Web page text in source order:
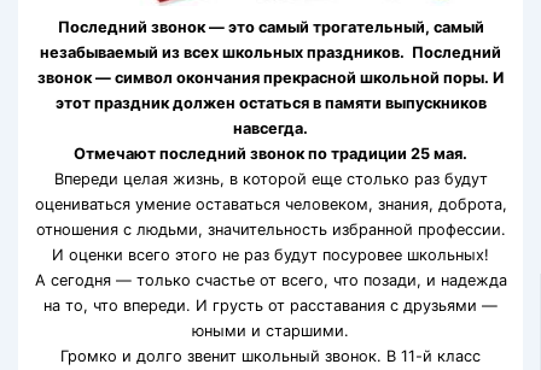
Последний звонок — это самый трогательный, самый
незабываемый из всех школьных праздников. Последний
звонок — символ окончания прекрасной школьной поры. И
этот праздник должен остаться в памяти выпускников
навсегда.
Отмечают последний звонок по традиции 25 мая.
Впереди целая жизнь, в которой еще столько раз будут
оцениваться умение оставаться человеком, знания, доброта,
отношения с людьми, значительность избранной профессии.
И оценки всего этого не раз будут посуровее школьных!
А сегодня — только счастье от всего, что позади, и надежда
на то, что впереди. И грусть от расставания с друзьями —
юными и старшими.
Громко и долго звенит школьный звонок. В 11-й класс